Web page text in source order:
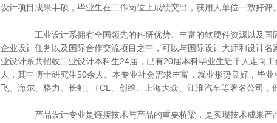
设计项目成果丰硕，毕业生在工作岗位上成绩突出，获用人单位一致好评。
工业设计系拥有全国领先的科研优势、丰富的软硬件资源以及国
企业设计任务以及国际合作交流项目之中，可以与国际设计大师和设计
业设计系共招收工业设计本科生24届，已有20届本科毕业生近千人走向
人，其中博士研究生50余人。本专业社会需求丰富，就业形势良好，毕
飞、海尔、格力、长虹、TCL、创维、上海大众、江淮汽车等著名公司，
产品设计专业是链接技术与产品的重要桥梁，是实现技术成果产